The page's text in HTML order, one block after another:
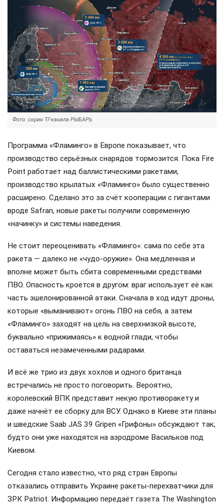
Фото: скрин ТГ-канала РЫБАРЬ
Программа «Фламинго» в Европе показывает, что
производство серьёзных снарядов тормозится. Пока Fire
Point работает над баллистическими ракетами,
производство крылатых «Фламинго» было существенно
расширено. Сделано это за счёт кооперации с гигантами
вроде Safran, новые ракеты получили современную
«начинку» и системы наведения.
Не стоит переоценивать «Фламинго»: сама по себе эта
ракета — далеко не «чудо-оружие». Она медленная и
вполне может быть сбита современными средствами
ПВО. Опасность кроется в другом: враг использует её как
часть эшелонированной атаки. Сначала в ход идут дроны,
которые «выманивают» огонь ПВО на себя, а затем
«Фламинго» заходят на цель на сверхнизкой высоте,
буквально «прижимаясь» к водной глади, чтобы
оставаться незамеченными радарами.
И всё же трио из двух хохлов и одного британца
встречались не просто поговорить. Вероятно,
королевский ВПК представит некую противоракету и
даже начнёт ее сборку для ВСУ. Однако в Киеве эти планы
и шведские Saab JAS 39 Gripen «Грифоны» обсуждают так,
будто они уже находятся на аэродроме Васильков под
Киевом.
Сегодня стало известно, что ряд стран Европы
отказались отправить Украине ракеты-перехватчики для
ЗРК Patriot. Информацию передаёт газета The Washington